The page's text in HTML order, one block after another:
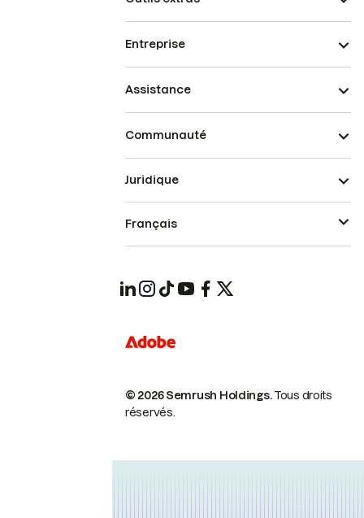
Entreprise
Assistance
Communauté
© 2026 Semrush Holdings.Tous droits
réservés.
Juridique
Français